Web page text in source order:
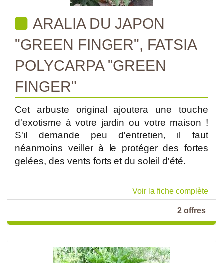
ARALIA DU JAPON
"GREEN FINGER", FATSIA
POLYCARPA "GREEN
FINGER"
Cet arbuste original ajoutera une touche
d'exotisme à votre jardin ou votre maison !
S'il demande peu d'entretien, il faut
néanmoins veiller à le protéger des fortes
gelées, des vents forts et du soleil d'été.
Voir la fiche complète
2 offres